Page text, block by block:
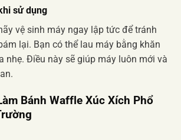
sử dụng
vệ sinh máy ngay lập tức để tránh
lại. Bạn có thể lau máy bằng khăn
nhẹ. Điều này sẽ giúp máy luôn mới và
Bánh Waffle Xúc Xích Phổ